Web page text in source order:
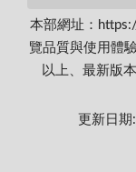
本部網址：
覽品質與使用體
以上、最新版
更新日期: